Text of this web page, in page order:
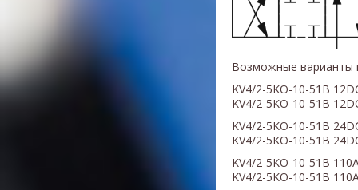
Возможные варианты
KV4/2-5KO-10-51B
KV4/2-5KO-10-51B
KV4/2-5KO-10-51B
KV4/2-5KO-10-51B
KV4/2-5KO-10-51B
KV4/2-5KO-10-51B